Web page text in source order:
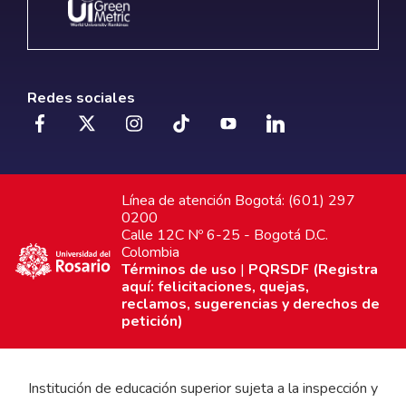
Redes sociales
Línea de atención Bogotá: (601) 297
0200
Calle 12C Nº 6-25 - Bogotá D.C.
Colombia
Términos de uso | PQRSDF (Registra
aquí: felicitaciones, quejas,
reclamos, sugerencias y derechos de
petición)
Institución de educación superior sujeta a la inspección y